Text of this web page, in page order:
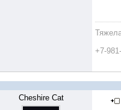
+7-
Cheshire Cat